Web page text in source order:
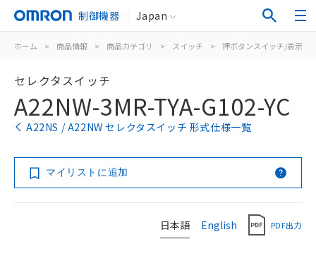
制御機器 Japan
ホーム > 商品情報 > 商品カテゴリ > スイッチ > 押ボタンスイッチ/表示灯
セレクタスイッチ
A22NW-3MR-TYA-G102-YC
A22NS / A22NW セレクタスイッチ 形式仕様一覧
マイリストに追加
日本語 English PDF出力